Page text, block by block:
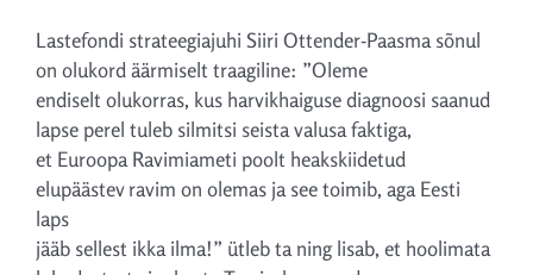
Lastefondi strateegiajuhi Siiri Ottender-Paasma sõnul
on olukord äärmiselt traagiline: ”Oleme
endiselt olukorras, kus harvikhaiguse diagnoosi saanud
lapse perel tuleb silmitsi seista valusa faktiga,
et Euroopa Ravimiameti poolt heakskiidetud
elupäästev ravim on olemas ja see toimib, aga Eesti
laps
jääb sellest ikka ilma!” ütleb ta ning lisab, et hoolimata